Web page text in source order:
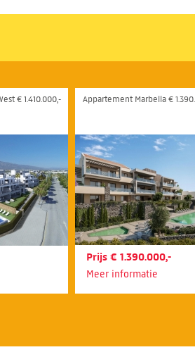
€ 1.410.000,- Appartement Marbella €
Prijs € 1.390.000,-
Meer informatie